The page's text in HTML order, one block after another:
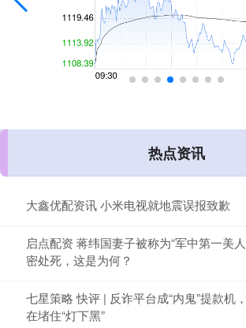
热点资讯
大鑫优配资讯 小米电视就地震误报致歉
启点配资 蒋纬国妻子被称为“军中第一美
密处死，这是为何？
七星策略 快评 | 反诈平台成“内鬼”提款机
在堵住“灯下黑”